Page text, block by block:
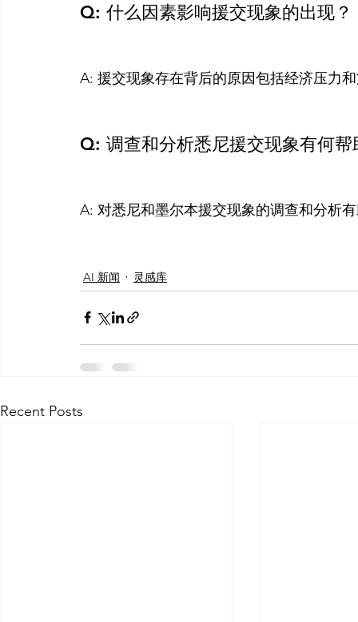
Q: 什么因素影响援交现象的出现？
A: 援交现象存在背后的原因包括经济压力
Q: 调查和分析悉尼援交现象有何帮
A: 对悉尼和墨尔本援交现象的调查和分析
AI 新闻 灵感库
Recent Posts